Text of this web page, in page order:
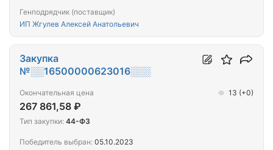
Генподрядчик (поставщик)
ИП Жгулев Алексей Анатольевич
Закупка
№░░16500000623016░░░
Окончательная цена
267 861,58 ₽
13 (+0)
Тип закупки: 44-ФЗ
Победитель выбран: 05.10.2023